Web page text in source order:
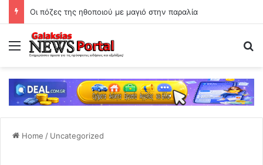
Οι πόζες της ηθοποιού με μαγιό στην παραλία
Menu
Home / Uncategorized